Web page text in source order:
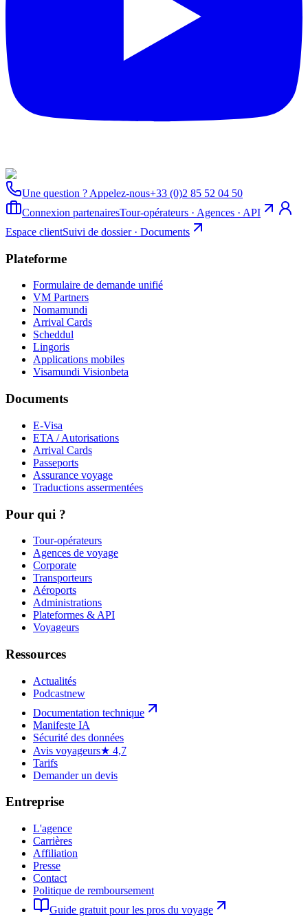
Une question ? Appelez-nous+33 (0)2 85 52 04 50
Connexion partenairesTour-opérateurs · Agences · API
Espace clientSuivi de dossier · Documents
Plateforme
Formulaire de demande unifié
VM Partners
Nomamundi
Arrival Cards
Scheddul
Lingoris
Applications mobiles
Visamundi Visionbeta
Documents
E-Visa
ETA / Autorisations
Arrival Cards
Passeports
Assurance voyage
Traductions assermentées
Pour qui ?
Tour-opérateurs
Agences de voyage
Corporate
Transporteurs
Aéroports
Administrations
Plateformes & API
Voyageurs
Ressources
Actualités
Podcastnew
Documentation technique
Manifeste IA
Sécurité des données
Avis voyageurs★ 4,7
Tarifs
Demander un devis
Entreprise
L'agence
Carrières
Affiliation
Presse
Contact
Politique de remboursement
Guide gratuit pour les pros du voyage